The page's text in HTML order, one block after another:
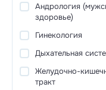
Андрология
здоровье)
Гинекология
Дыхательная
Желудочно-
тракт